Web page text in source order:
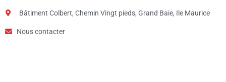
Bâtiment Colbert, Chemin Vingt pieds, Grand Baie, Ile Maurice
Nous contacter